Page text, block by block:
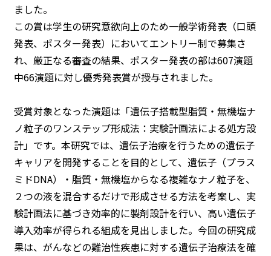
ました。
この賞は学生の研究意欲向上のため一般学術発表（口頭
発表、ポスター発表）においてエントリー制で募集さ
れ、厳正なる審査の結果、ポスター発表の部は607演題
中66演題に対し優秀発表賞が授与されました。
受賞対象となった演題は「遺伝子搭載型脂質・無機塩ナ
ノ粒子のワンステップ形成法：実験計画法による処方設
計」です。本研究では、遺伝子治療を行うための遺伝子
キャリアを開発することを目的として、遺伝子（プラス
ミドDNA）・脂質・無機塩からなる複雑なナノ粒子を、
２つの液を混合するだけで形成させる方法を考案し、実
験計画法に基づき効率的に製剤設計を行い、高い遺伝子
導入効率が得られる組成を見出しました。今回の研究成
果は、がんなどの難治性疾患に対する遺伝子治療法を確